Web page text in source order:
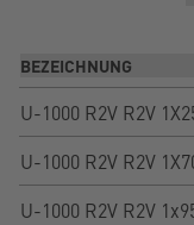
U-1000 R2V R2V
U-1000 R2V R2V
U-1000 R2V R2V